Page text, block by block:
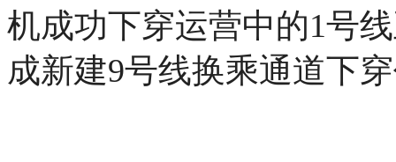
机成功下穿运营中的1号
成新建9号线换乘通道下